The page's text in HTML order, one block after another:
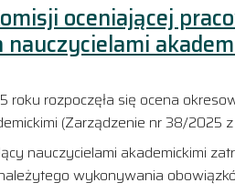
oceniającej
roku rozpoczęła się ocena
(Zarządzenie nr 38/2025
nauczycielami akademickimi
wykonywania